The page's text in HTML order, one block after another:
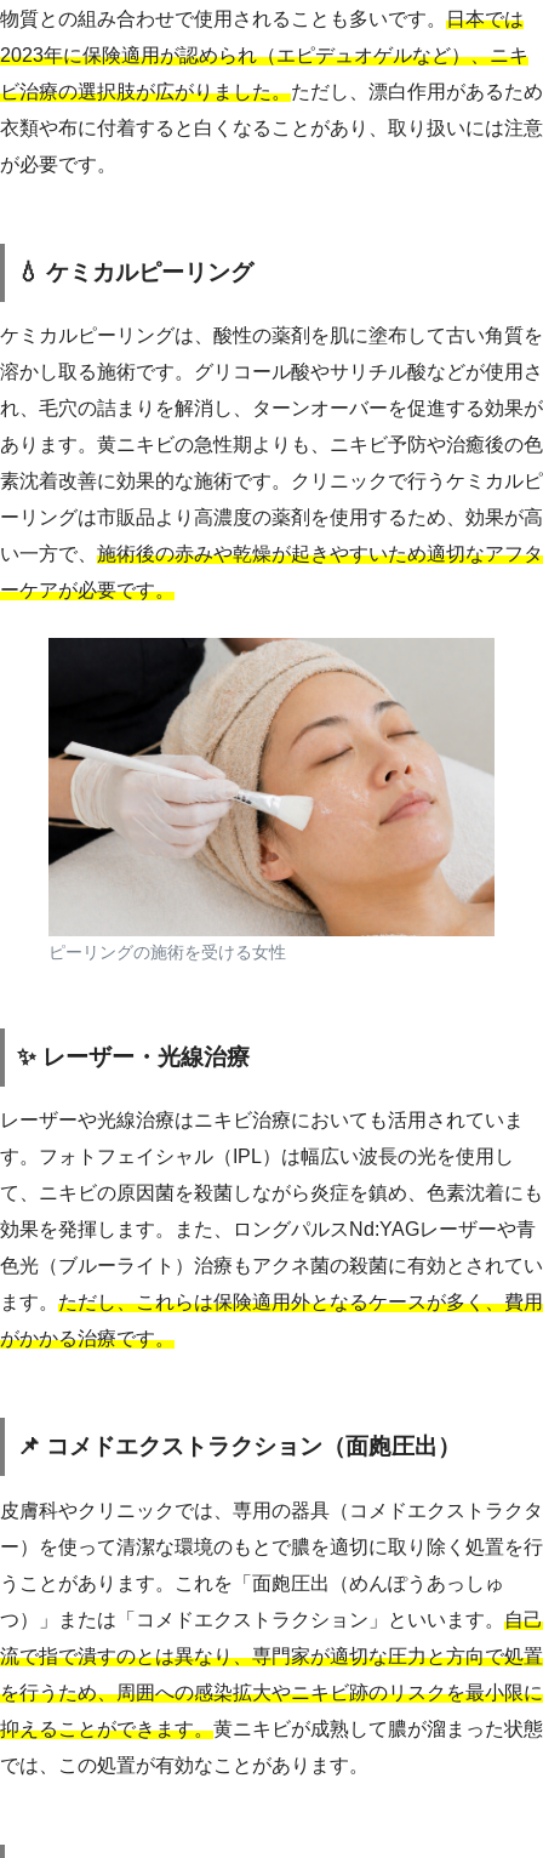
物質との組み合わせで使用されることも多いです。 日本では
2023年に保険適用が認められ（エピデュオゲルなど）、ニキ
ビ治療の選択肢が広がりました。ただし、漂白作用があるため
衣類や布に付着すると白くなることがあり、取り扱いには注意
が必要です。
💧 ケミカルピーリング
ケミカルピーリングは、酸性の薬剤を肌に塗布して古い角質を
溶かし取る施術です。グリコール酸やサリチル酸などが使用さ
れ、毛穴の詰まりを解消し、ターンオーバーを促進する効果が
あります。黄ニキビの急性期よりも、ニキビ予防や治癒後の色
素沈着改善に効果的な施術です。クリニックで行うケミカルピ
ーリングは市販品より高濃度の薬剤を使用するため、効果が高
い一方で、 施術後の赤みや乾燥が起きやすいため適切なアフタ
ーケアが必要です。
ピーリングの施術を受ける女性
✨ レーザー・光線治療
レーザーや光線治療はニキビ治療においても活用されていま
す。フォトフェイシャル（IPL）は幅広い波長の光を使用し
て、ニキビの原因菌を殺菌しながら炎症を鎮め、色素沈着にも
効果を発揮します。また、ロングパルスNd:YAGレーザーや青
色光（ブルーライト）治療もアクネ菌の殺菌に有効とされてい
ます。 ただし、これらは保険適用外となるケースが多く、費用
がかかる治療です。
📌 コメドエクストラクション（面皰圧出）
皮膚科やクリニックでは、専用の器具（コメドエクストラクタ
ー）を使って清潔な環境のもとで膿を適切に取り除く処置を行
うことがあります。これを「面皰圧出（めんぽうあっしゅ
つ）」または「コメドエクストラクション」といいます。 自己
流で指で潰すのとは異なり、専門家が適切な圧力と方向で処置
を行うため、周囲への感染拡大やニキビ跡のリスクを最小限に
抑えることができます。黄ニキビが成熟して膿が溜まった状態
では、この処置が有効なことがあります。